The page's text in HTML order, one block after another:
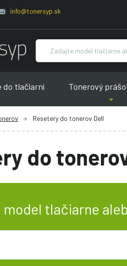
info@tonersyp.sk
do tlačiarní Tonerový
Resetery do tonerov Dell
do
model tlačiarne